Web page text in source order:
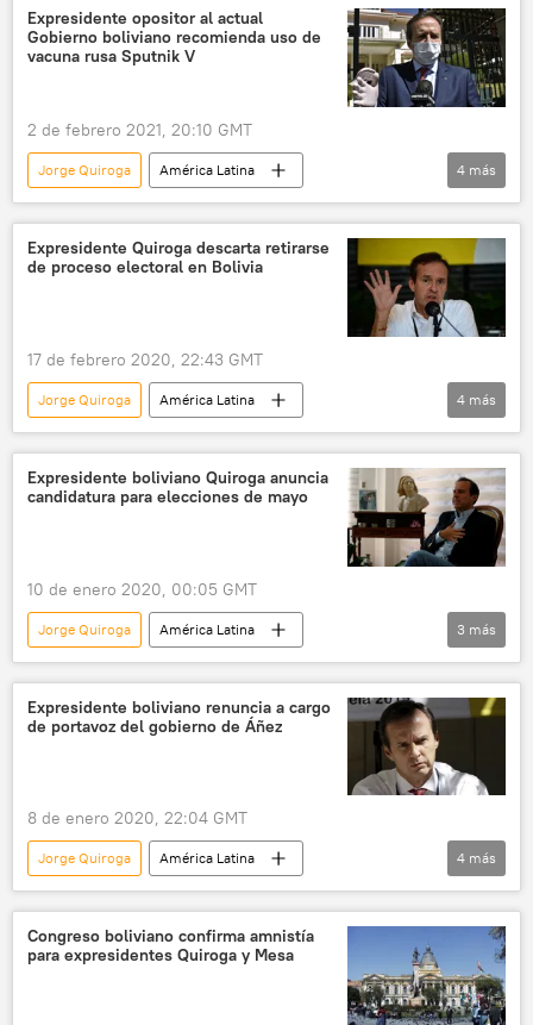
Carlos Mesa
IDEA
Andrés Pastrana
José María Aznar
Expresidente opositor al actual
Gobierno boliviano recomienda uso de
vacuna rusa Sputnik V
2 de febrero 2021, 20:10 GMT
Jorge Quiroga
América Latina
Internacional
Sputnik V (vacuna)
La vacuna rusa Sputnik V en Bolivia
noticias
4 más
Expresidente Quiroga descarta retirarse
de proceso electoral en Bolivia
17 de febrero 2020, 22:43 GMT
Jorge Quiroga
América Latina
Internacional
Bolivia
elecciones
noticias
4 más
Expresidente boliviano Quiroga anuncia
candidatura para elecciones de mayo
10 de enero 2020, 00:05 GMT
Jorge Quiroga
América Latina
Internacional
Bolivia noticias
3 más
Expresidente boliviano renuncia a cargo
de portavoz del gobierno de Áñez
8 de enero 2020, 22:04 GMT
Jorge Quiroga
América Latina
Internacional
Bolivia
Jeanine Áñez
noticias
4 más
Congreso boliviano confirma amnistía
para expresidentes Quiroga y Mesa